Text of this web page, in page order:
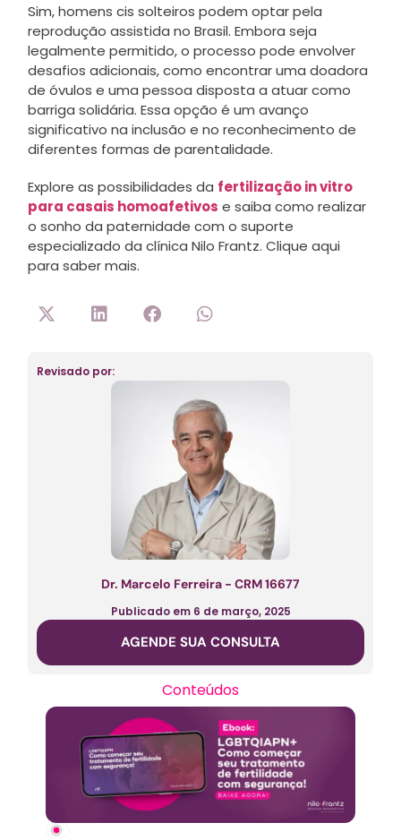
Sim, homens cis solteiros podem optar pela
reprodução assistida no Brasil. Embora seja
legalmente permitido, o processo pode envolver
desafios adicionais, como encontrar uma doadora
de óvulos e uma pessoa disposta a atuar como
barriga solidária. Essa opção é um avanço
significativo na inclusão e no reconhecimento de
diferentes formas de parentalidade.
Explore as possibilidades da fertilização in vitro
para casais homoafetivos e saiba como realizar
o sonho da paternidade com o suporte
especializado da clínica Nilo Frantz. Clique aqui
para saber mais.
Revisado por:
Dr. Marcelo Ferreira - CRM 16677
Publicado em 6 de março, 2025
AGENDE SUA CONSULTA
Conteúdos